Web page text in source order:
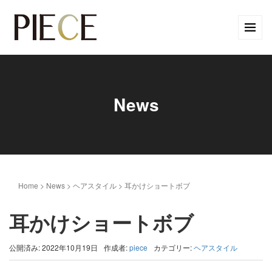
News
Home > News > ヘアスタイル > 耳かけショートボブ
耳かけショートボブ
公開済み: 2022年10月19日 作成者:piece カテゴリー:ヘアスタイル